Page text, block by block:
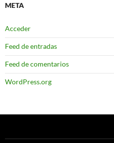
META
Acceder
Feed de entradas
Feed de comentarios
WordPress.org